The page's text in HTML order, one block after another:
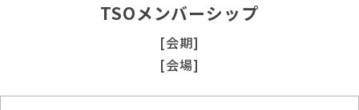
TSOメンバーシップ
[会期]
[会場]